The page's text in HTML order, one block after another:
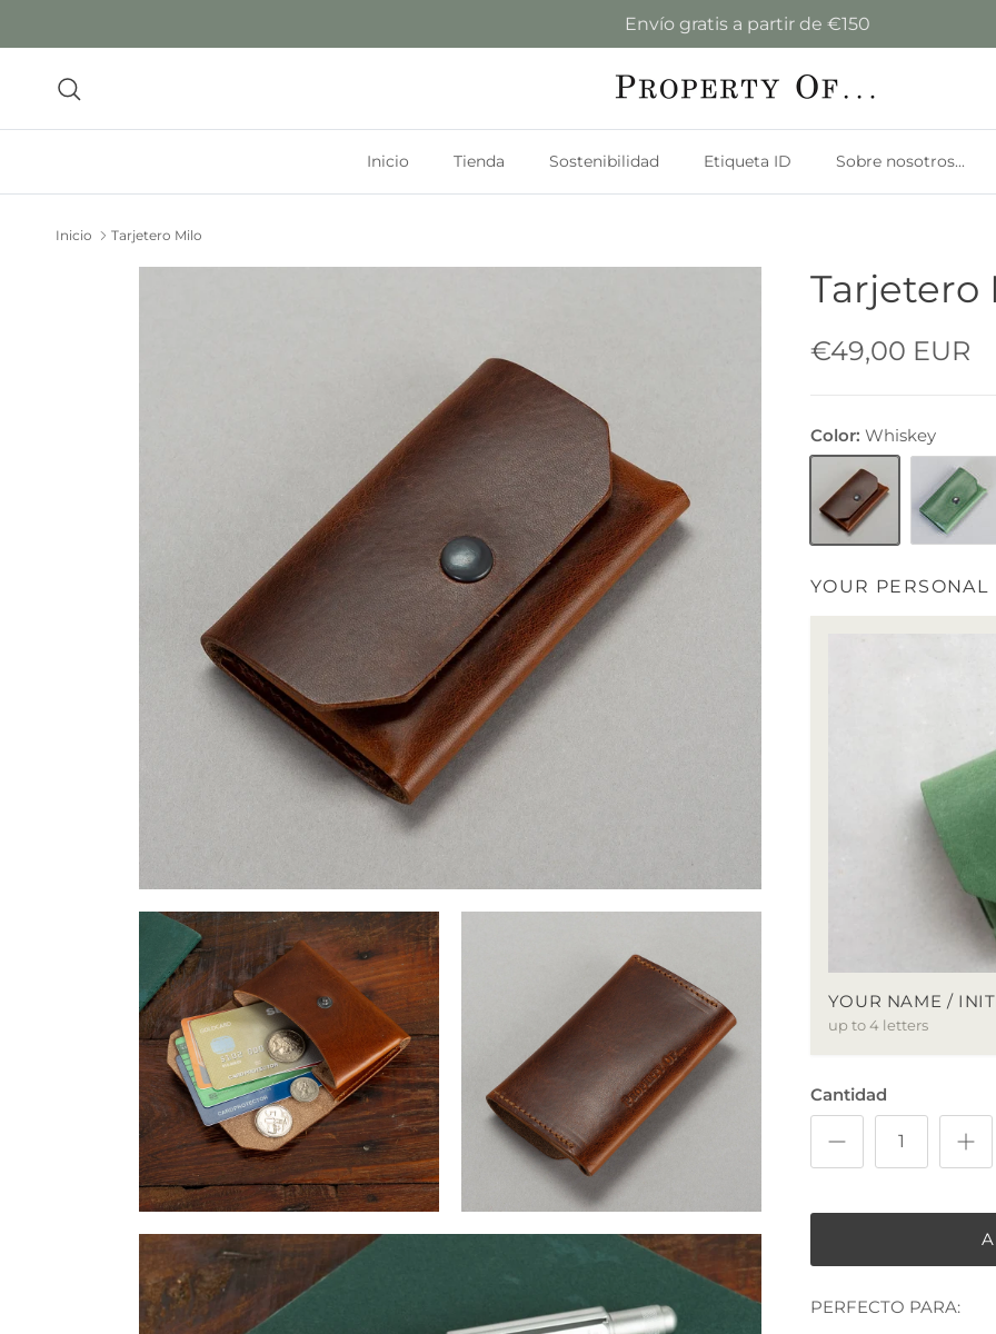
Envío gratis a partir de €150
Inicio Tienda Sostenibilidad Etiqueta ID Sobre nosotros...
Inicio Tarjetero Milo
Tarjetero
€49,00 EUR
Color: Whiskey
YOUR PERSONAL
YOUR NAME /
up to 4 letters
Cantidad
PERFECTO PARA: